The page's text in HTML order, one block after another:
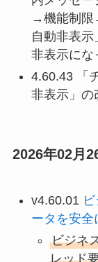
→機能制限
自動非表示
非表示にな
4.60.43 「
非表示」の
2026年02月
v4.60.01
ータを安全
ビジネ
レッド